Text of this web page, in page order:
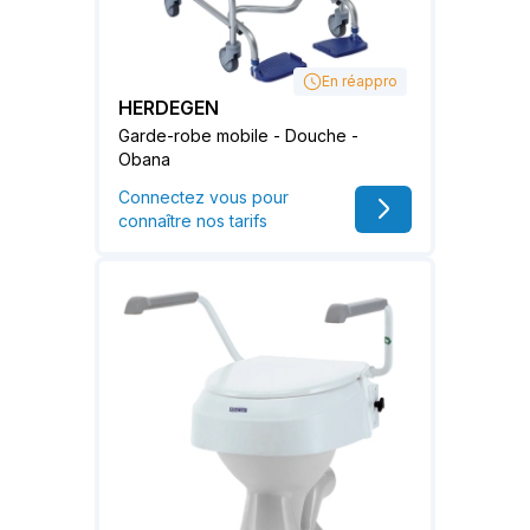
En réappro
HERDEGEN
Garde-robe mobile - Douche -
Obana
Connectez vous pour
connaître nos tarifs